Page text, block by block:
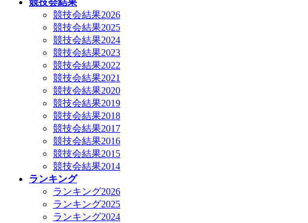
競技会結果
競技会結果2026
競技会結果2025
競技会結果2024
競技会結果2023
競技会結果2022
競技会結果2021
競技会結果2020
競技会結果2019
競技会結果2018
競技会結果2017
競技会結果2016
競技会結果2015
競技会結果2014
ランキング
ランキング2026
ランキング2025
ランキング2024